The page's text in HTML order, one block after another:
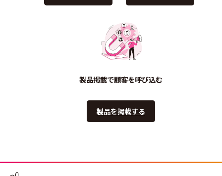
製品掲載で顧客を呼び込む
製品を掲載する